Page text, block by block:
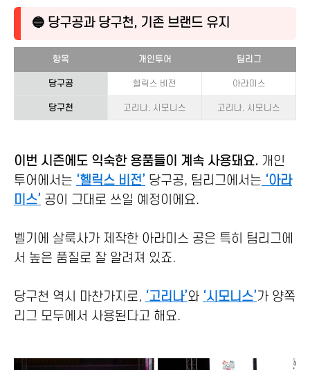
🔵 당구공과 당구천, 기존 브랜드 유지
항목 개인투어 팀리그
당구공 헬릭스 비전 아라미스
당구천 고리나, 시모니스 고리나, 시모니스
이번 시즌에도 익숙한 용품들이 계속 사용돼요. 개인
투어에서는 ‘헬릭스 비전’ 당구공, 팀리그에서는 ‘아라
미스’ 공이 그대로 쓰일 예정이에요.
벨기에 살룩사가 제작한 아라미스 공은 특히 팀리그에
서 높은 품질로 잘 알려져 있죠.
당구천 역시 마찬가지로, ‘고리나’와 ‘시모니스’가 양쪽
리그 모두에서 사용된다고 해요.